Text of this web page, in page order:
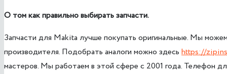
О том как правильно выбирать запчасти.
Запчасти для Makita лучше покупать оригинальные. Мы
производителя. Подобрать аналоги можно здесь https://
мастеров. Мы работаем в этой сфере с 2001 года. Телефон